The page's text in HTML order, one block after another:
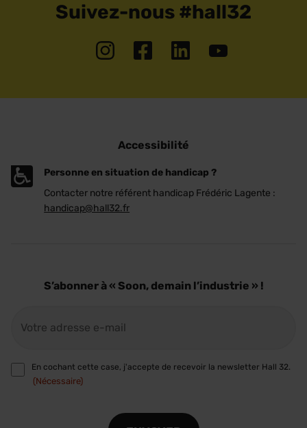
Suivez-nous #hall32
Accessibilité
Personne en situation de handicap ?
Contacter notre référent handicap Frédéric Lagente :
handicap@hall32.fr
S’abonner à « Soon, demain l’industrie » !
mail
RGPD
(Nécessaire)
En cochant cette case, j'accepte de recevoir la newsletter Hall 32.
(Nécessaire)